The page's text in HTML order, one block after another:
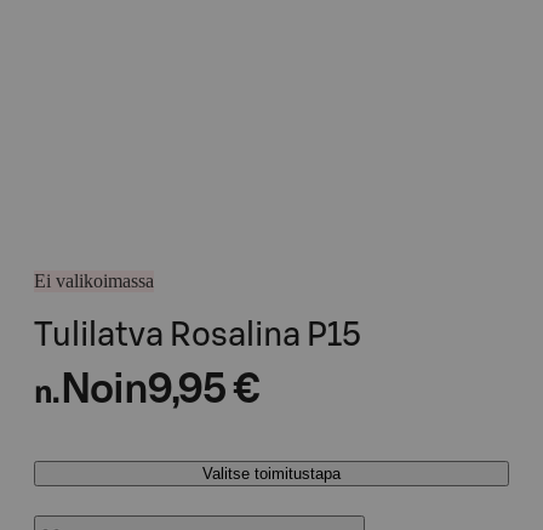
Ei valikoimassa
Tulilatva Rosalina P15
n. Noin9,95 €
Valitse toimitustapa